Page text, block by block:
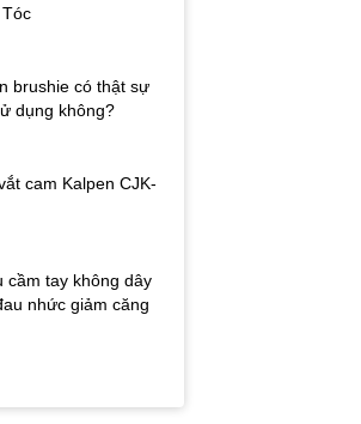
brushie có thật sự
dụng không?
cam Kalpen CJK-
cầm tay không dây
nhức giảm căng